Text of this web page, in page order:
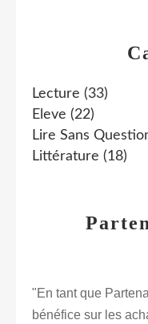
Lecture (33)
Eleve (22)
Lire Sans
Littérature (18)
"En tant que
bénéfice sur les